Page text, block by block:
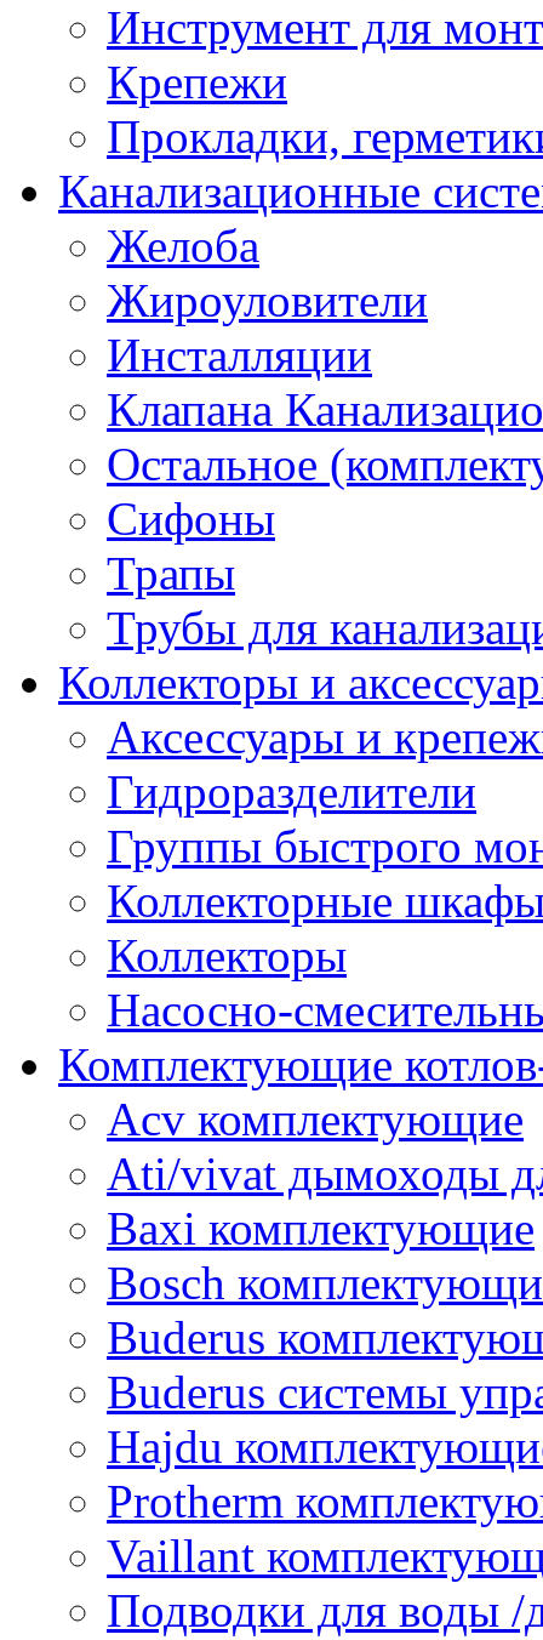
Инструмент для
Крепежи
Прокладки,
Канализационные
Желоба
Жироуловители
Инсталляции
Клапана
Остальное
Сифоны
Трапы
Трубы для
Коллекторы и
Аксессуары и
Гидроразделители
Группы быстрого
Коллекторные
Коллекторы
Насосно-
Комплектующие
Acv комплектующие
Ati/vivat дымоходы
Baxi комплектующие
Bosch
Buderus
Buderus системы
Hajdu
Protherm
Vaillant
Подводки для воды /